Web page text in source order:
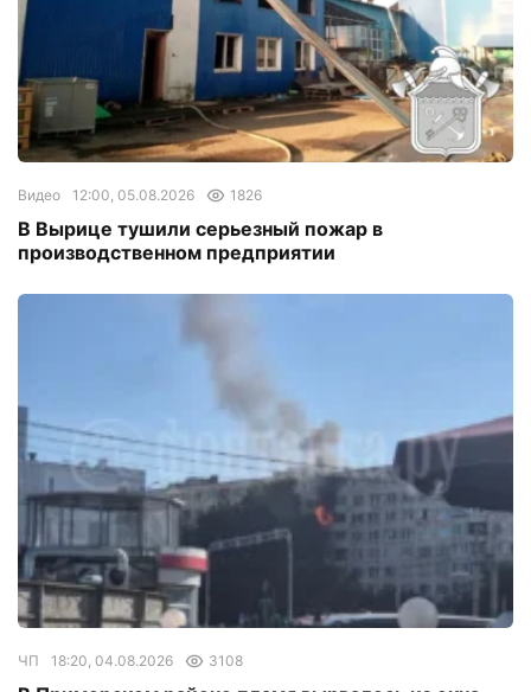
Видео 12:00, 05.08.2026 1826
В Вырице тушили серьезный пожар в
производственном предприятии
ЧП 18:20, 04.08.2026 3108